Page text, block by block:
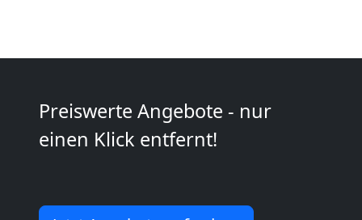
Preiswerte Angebote - nur
einen Klick entfernt!
Anfrage
Möbeltransport